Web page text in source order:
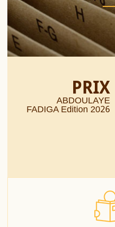
PRIX
ABDOULAYE
FADIGA Edition 2026